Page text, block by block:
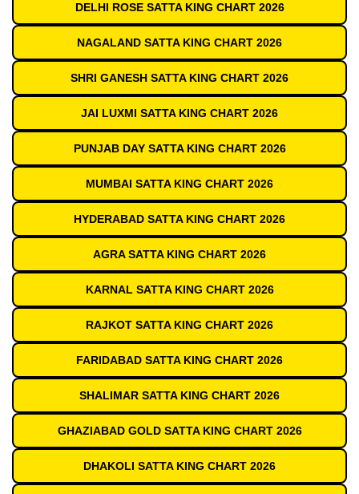
DELHI ROSE SATTA KING CHART 2026
NAGALAND SATTA KING CHART 2026
SHRI GANESH SATTA KING CHART 2026
JAI LUXMI SATTA KING CHART 2026
PUNJAB DAY SATTA KING CHART 2026
MUMBAI SATTA KING CHART 2026
HYDERABAD SATTA KING CHART 2026
AGRA SATTA KING CHART 2026
KARNAL SATTA KING CHART 2026
RAJKOT SATTA KING CHART 2026
FARIDABAD SATTA KING CHART 2026
SHALIMAR SATTA KING CHART 2026
GHAZIABAD GOLD SATTA KING CHART 2026
DHAKOLI SATTA KING CHART 2026